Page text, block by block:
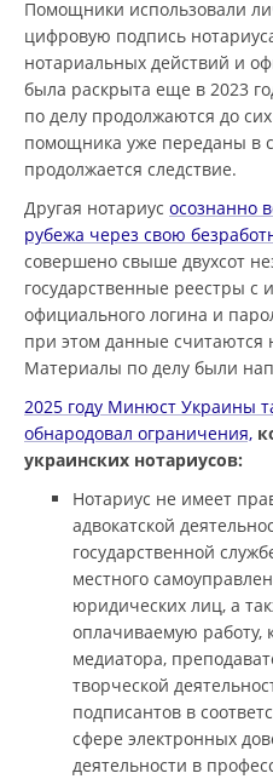
Помощники использовали
цифровую подпись
нотариальных действий и
была раскрыта еще в 2023
по делу продолжаются до
помощника уже переданы в
продолжается следствие.
Другая нотариус осознанно
рубежа через свою
совершено свыше двухсот
государственные реестры с
официального логина и
при этом данные считаются
Материалы по делу были
2025 году Минюст Украины
обнародовал ограничения,
украинских нотариусов:
Нотариус не имеет
адвокатской
государственной
местного
юридических лиц, а
оплачиваемую
медиатора,
творческой
подписантов в
сфере электронных
деятельности в